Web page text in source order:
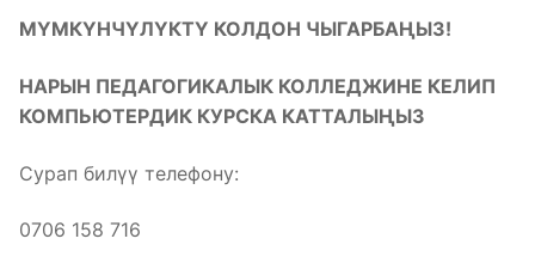
МҮМКҮНЧҮЛҮКТҮ КОЛДОН ЧЫГАРБАҢЫЗ!
НАРЫН ПЕДАГОГИКАЛЫК КОЛЛЕДЖИНЕ КЕЛИП
КОМПЬЮТЕРДИК КУРСКА КАТТАЛЫҢЫЗ
Сурап билүү телефону:
0706 158 716